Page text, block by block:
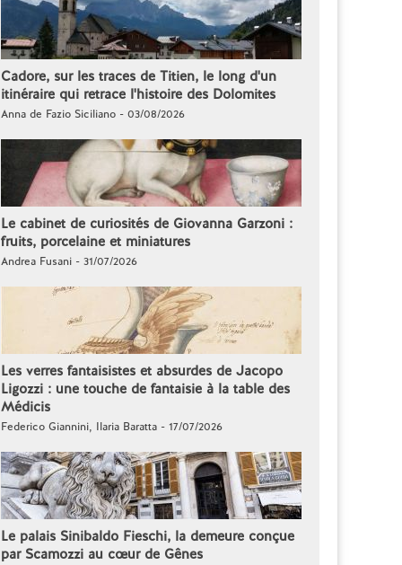
Cadore, sur les traces de Titien, le long d'un
itinéraire qui retrace l'histoire des Dolomites
Anna de Fazio Siciliano - 03/08/2026
Le cabinet de curiosités de Giovanna Garzoni :
fruits, porcelaine et miniatures
Andrea Fusani - 31/07/2026
Les verres fantaisistes et absurdes de Jacopo
Ligozzi : une touche de fantaisie à la table des
Médicis
Federico Giannini, Ilaria Baratta - 17/07/2026
Le palais Sinibaldo Fieschi, la demeure conçue
par Scamozzi au cœur de Gênes